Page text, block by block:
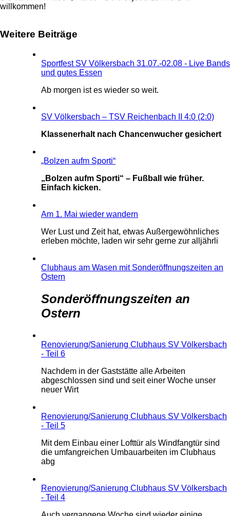
willkommen!
Weitere Beiträge
Sportfest SV Völkersbach 31.07.-02.08 - Live Bands
und gutes Essen
Ab morgen ist es wieder so weit.
SV Völkersbach – TSV Reichenbach II 4:0 (2:0)
Klassenerhalt nach Chancenwucher gesichert
„Bolzen aufm Sporti“
„Bolzen aufm Sporti“ – Fußball wie früher.
Einfach kicken.
Am 1. Mai wieder wandern
Wer Lust und Zeit hat, etwas Außergewöhnliches
erleben möchte, laden wir sehr gerne zur alljährli
Clubhaus am Wasen mit Sonderöffnungszeiten an
Ostern
Sonderöffnungszeiten an
Ostern
Renovierung/Sanierung Clubhaus SV Völkersbach
- Teil 6
Nachdem in der Gaststätte alle Arbeiten
abgeschlossen sind und seit einer Woche unser
neuer Wirt
Renovierung/Sanierung Clubhaus SV Völkersbach
- Teil 5
Mit dem Einbau einer Lofttür als Windfangtür sind
die umfangreichen Umbauarbeiten im Clubhaus
abg
Renovierung/Sanierung Clubhaus SV Völkersbach
- Teil 4